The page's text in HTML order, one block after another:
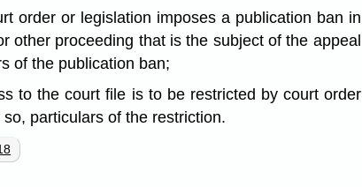
order or legislation imposes a publication ban in
other proceeding that is the subject of the appeal
of the publication ban;
to the court file is to be restricted by court order
particulars of the restriction.